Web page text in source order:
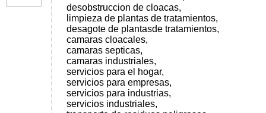
desobstruccion de cloacas,
limpieza de plantas de tratamientos,
desagote de plantasde tratamientos,
camaras cloacales,
camaras septicas,
camaras industriales,
servicios para el hogar,
servicios para empresas,
servicios para industrias,
servicios industriales,